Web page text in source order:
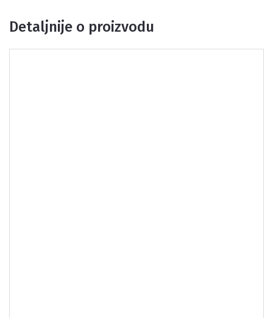
Detaljnije o proizvodu